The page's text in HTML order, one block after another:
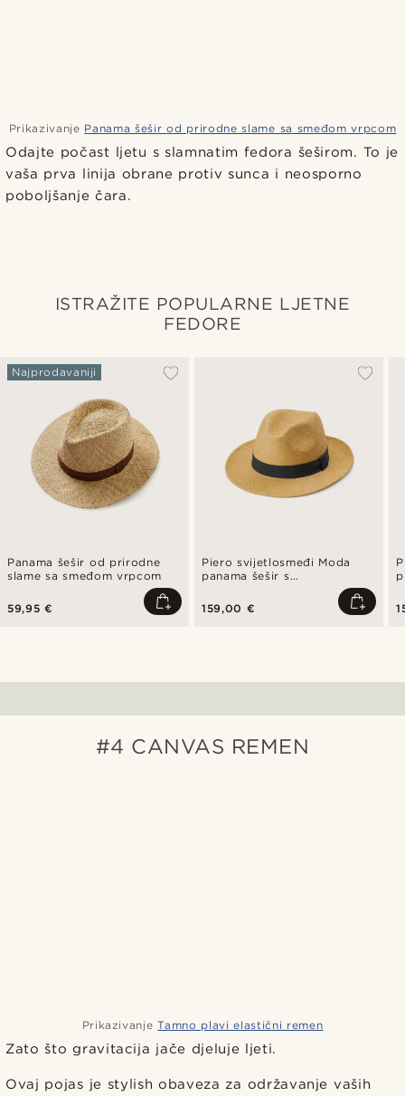
Prikazivanje Panama šešir od prirodne slame sa smeđom vrpcom
Odajte počast ljetu s slamnatim fedora šeširom. To je
vaša prva linija obrane protiv sunca i neosporno
poboljšanje čara.
ISTRAŽITE POPULARNE LJETNE
FEDORE
Panama šešir od prirodne
slame sa smeđom vrpcom
Najprodavaniji
59,95 €
Piero svijetlosmeđi Moda
panama šešir s
mornarskoplavom trakom
159,00 €
#4 CANVAS REMEN
Prikazivanje Tamno plavi elastični remen
Zato što gravitacija jače djeluje ljeti.
Ovaj pojas je stylish obaveza za održavanje vaših